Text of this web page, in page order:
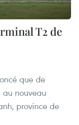
T2 de
que de
au nouveau
province de